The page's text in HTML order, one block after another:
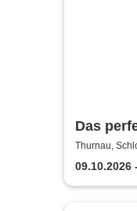
Das
Thurnau,
09.10.2026